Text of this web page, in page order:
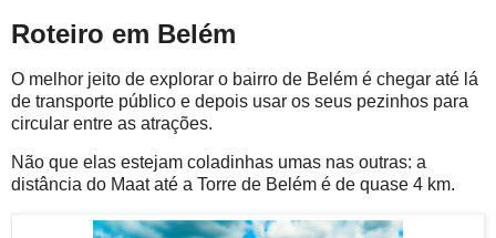
Roteiro em Belém
O melhor jeito de explorar o bairro de Belém é chegar até lá
de transporte público e depois usar os seus pezinhos para
circular entre as atrações.
Não que elas estejam coladinhas umas nas outras: a
distância do Maat até a Torre de Belém é de quase 4 km.